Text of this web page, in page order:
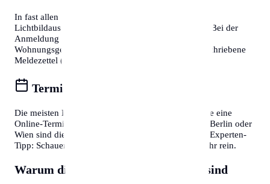
In fast allen Fällen benötigen Sie einen gültigen
Lichtbildausweis (Reisepass oder Personalausweis). Bei der
Anmeldung eines Wohnsitzes ist zudem die
Wohnungsgeberbestätigung (in DE) bzw. der unterschriebene
Meldezettel (in AT) zwingend erforderlich.
Termine online buchen
Die meisten Bürgerservice-Stellen bieten mittlerweile eine
Online-Terminvereinbarung an. In Großstädten wie Berlin oder
Wien sind diese oft Wochen im Voraus ausgebucht. Experten-
Tipp: Schauen Sie morgens gegen 7:30 oder 8:00 Uhr rein.
Warum diese Informationen wichtig sind